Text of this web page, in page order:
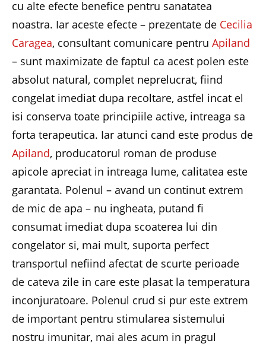
cu alte efecte benefice pentru sanatatea
noastra. Iar aceste efecte – prezentate de Cecilia
Caragea, consultant comunicare pentru Apiland
– sunt maximizate de faptul ca acest polen este
absolut natural, complet neprelucrat, fiind
congelat imediat dupa recoltare, astfel incat el
isi conserva toate principiile active, intreaga sa
forta terapeutica. Iar atunci cand este produs de
Apiland, producatorul roman de produse
apicole apreciat in intreaga lume, calitatea este
garantata. Polenul – avand un continut extrem
de mic de apa – nu ingheata, putand fi
consumat imediat dupa scoaterea lui din
congelator si, mai mult, suporta perfect
transportul nefiind afectat de scurte perioade
de cateva zile in care este plasat la temperatura
inconjuratoare. Polenul crud si pur este extrem
de important pentru stimularea sistemului
nostru imunitar, mai ales acum in pragul